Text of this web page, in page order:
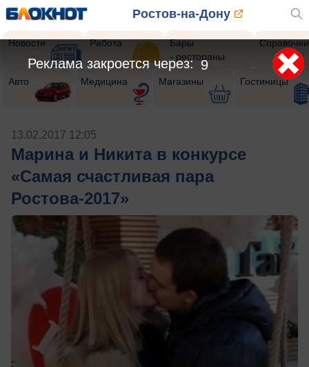
Ростов-на-Дону
Новости Работа
Бары
- рестораны
Авто Медицина Магазины Гостиницы
13.02.2017 12:05
Марина и Никита в конкурсе
«Самая счастливая пара
Ростова-2017»
9
Реклама закроется через: